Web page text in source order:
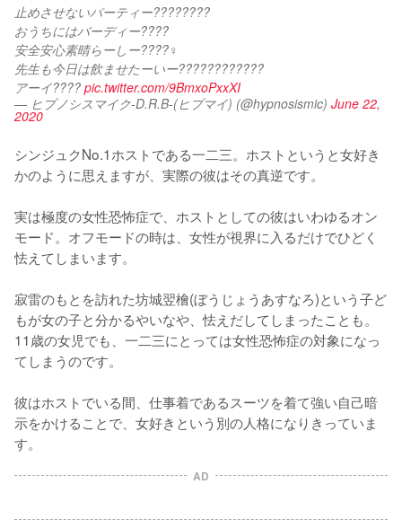
止めさせないパーティー????????
おうちにはバーディー????
安全安心素晴らーしー????‍♀️
先生も今日は飲ませたーいー????????????
アーイ???? pic.twitter.com/9BmxoPxxXI
— ヒプノシスマイク-D.R.B-(ヒプマイ) (@hypnosismic) June 22,
2020
シンジュクNo.1ホストである一二三。ホストというと女好き
かのように思えますが、実際の彼はその真逆です。
実は極度の女性恐怖症で、ホストとしての彼はいわゆるオン
モード。オフモードの時は、女性が視界に入るだけでひどく
怯えてしまいます。
寂雷のもとを訪れた坊城翌檜(ぼうじょうあすなろ)という子ど
もが女の子と分かるやいなや、怯えだしてしまったことも。
11歳の女児でも、一二三にとっては女性恐怖症の対象になっ
てしまうのです。
彼はホストでいる間、仕事着であるスーツを着て強い自己暗
示をかけることで、女好きという別の人格になりきっていま
す。
AD